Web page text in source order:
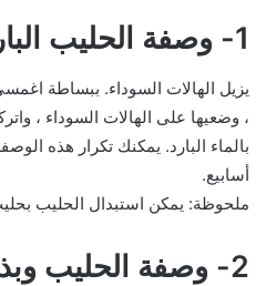
1- وصفة الحليب البارد:
يزيل الهالات السوداء. ببساطة
أسابيع.
ملحوظة: يمكن استبدال الحليب
2- وصفة الحليب وبذور الحلبة: